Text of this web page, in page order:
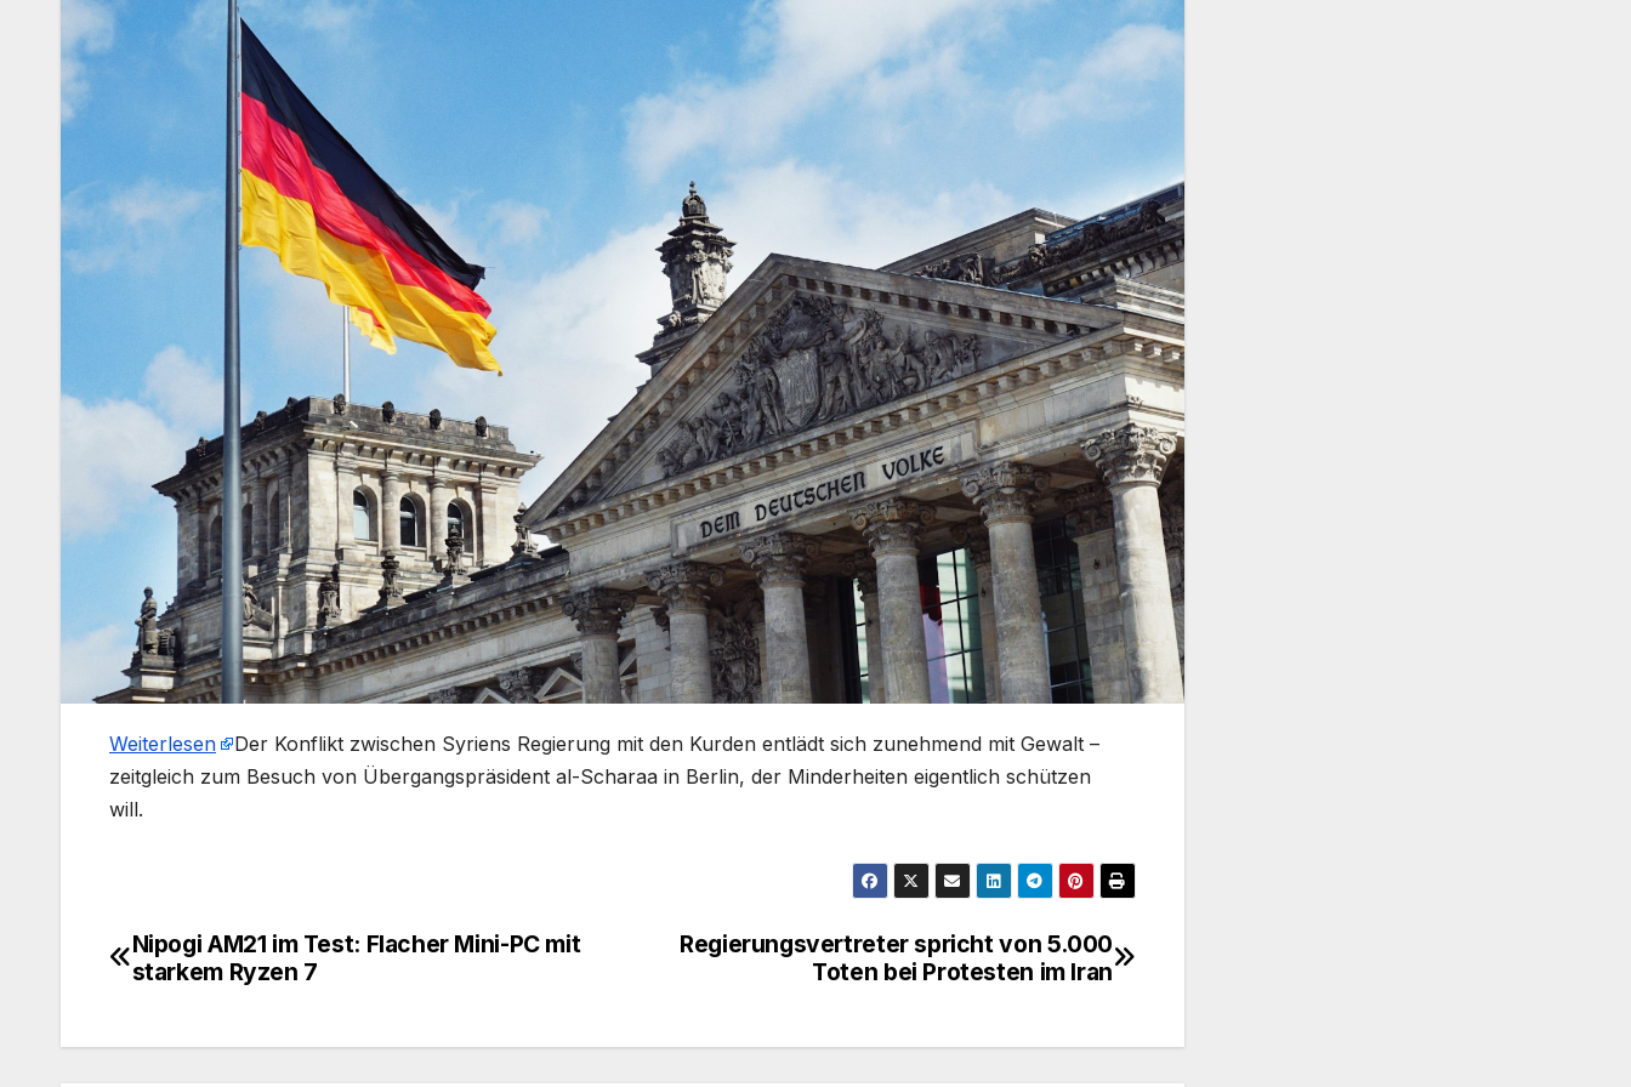
Weiterlesen
​Der Konflikt zwischen Syriens Regierung mit den Kurden entlädt sich zunehmend mit Gewalt –
zeitgleich zum Besuch von Übergangspräsident al-Scharaa in Berlin, der Minderheiten eigentlich schützen
will.
Beitragsnavigation
Regierungsvertreter spricht von 5.000
Toten bei Protesten im Iran
Nipogi AM21 im Test: Flacher Mini-PC mit
starkem Ryzen 7